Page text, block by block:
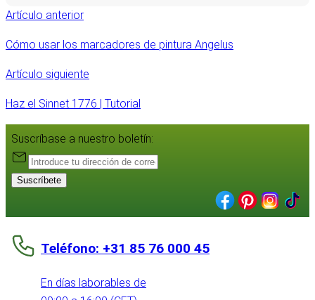
Artículo anterior
Cómo usar los marcadores de pintura Angelus
Artículo siguiente
Haz el Sinnet 1776 | Tutorial
Suscríbase a nuestro boletín:
Suscríbete
Teléfono: +31 85 76 000 45
En días laborables de